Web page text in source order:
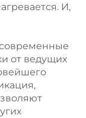
И,
от ведущих